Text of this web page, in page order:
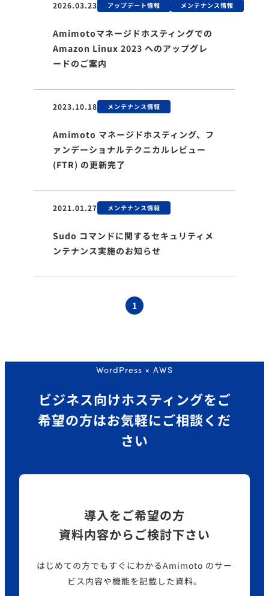
2026.03.23 アップデート情報 メンテナンス情報
Amimotoマネージドホスティングでの
Amazon Linux 2023 へのアップグレ
ードのご案内
2023.10.18 メンテナンス情報
Amimoto マネージドホスティング、フ
ァンデーショナルテクニカルレビュー
(FTR) の更新完了
2021.01.27 メンテナンス情報
Sudo コマンドに関するセキュリティメ
ンテナンス実施のお知らせ
1
WordPress × AWS
ビジネス向けホスティングをご
希望の方はお気軽にご相談くだ
さい
導入をご希望の方
資料内容からご検討下さい
はじめての方でもすぐにわかるAmimoto のサー
ビス内容や機能を記載した資料。